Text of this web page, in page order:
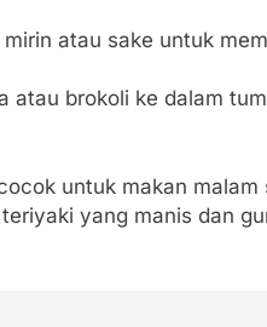
atau sake untuk
atau brokoli ke dalam
untuk makan
yang manis dan